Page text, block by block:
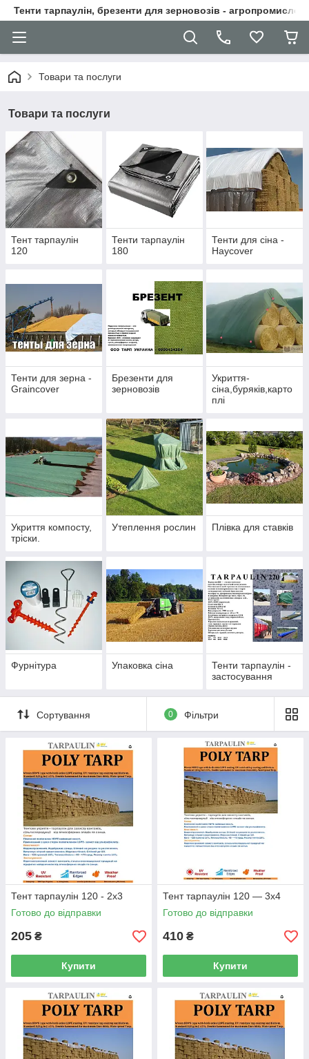
Тенти тарпаулін, брезенти для зерновозів -
Товари та послуги
Товари та послуги
Тент тарпаулін
120
Тенти тарпаулін
180
Тенти для сіна -
Haycover
Тенти для зерна -
Graincover
Брезенти для
зерновозів
Укриття-
сіна,буряків,карто
плі
Укриття компосту,
тріски.
Утеплення рослин Плівка для ставків
Фурнітура Упаковка сіна
Тенти тарпаулін -
застосування
Сортування 0 Фільтри
Тент тарпаулін 120 - 2х3
Готово до відправки
205 ₴
Купити
Тент тарпаулін 120 — 3х4
Готово до відправки
410 ₴
Купити